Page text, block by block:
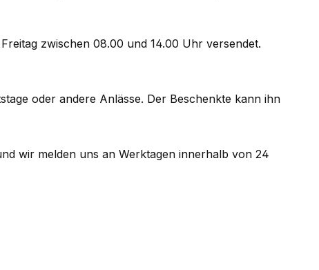
zwischen 08.00 und 14.00 Uhr versendet.
oder andere Anlässe. Der Beschenkte kann ihn
wir melden uns an Werktagen innerhalb von 24